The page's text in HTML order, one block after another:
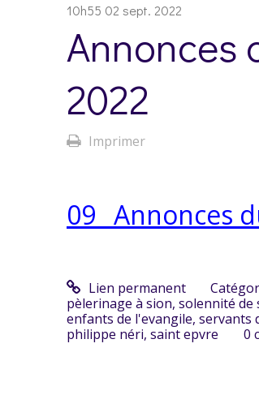
10h55 02 sept. 2022
Annonces
2022
Imprimer
09_ Annonces
Lien permanent
pèlerinage à sion, solennité de
enfants de l'evangile, servants
philippe néri, saint epvre 0